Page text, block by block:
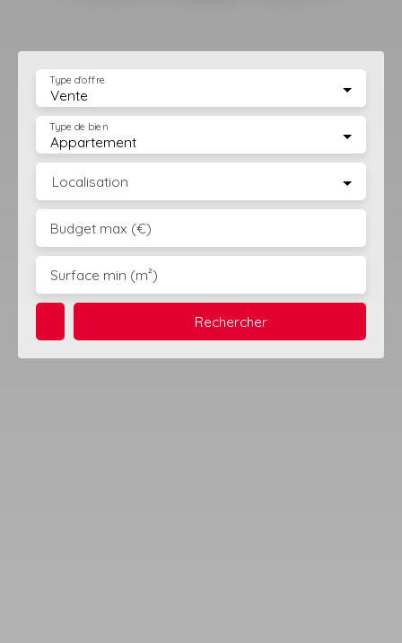
Vente
Type d'offre
Appartement
Type de bien
Localisation
Budget max (€)
Surface min (m²)
Rechercher